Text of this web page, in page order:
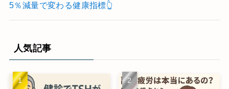
5％減量で変わる健康指標👆
人気記事